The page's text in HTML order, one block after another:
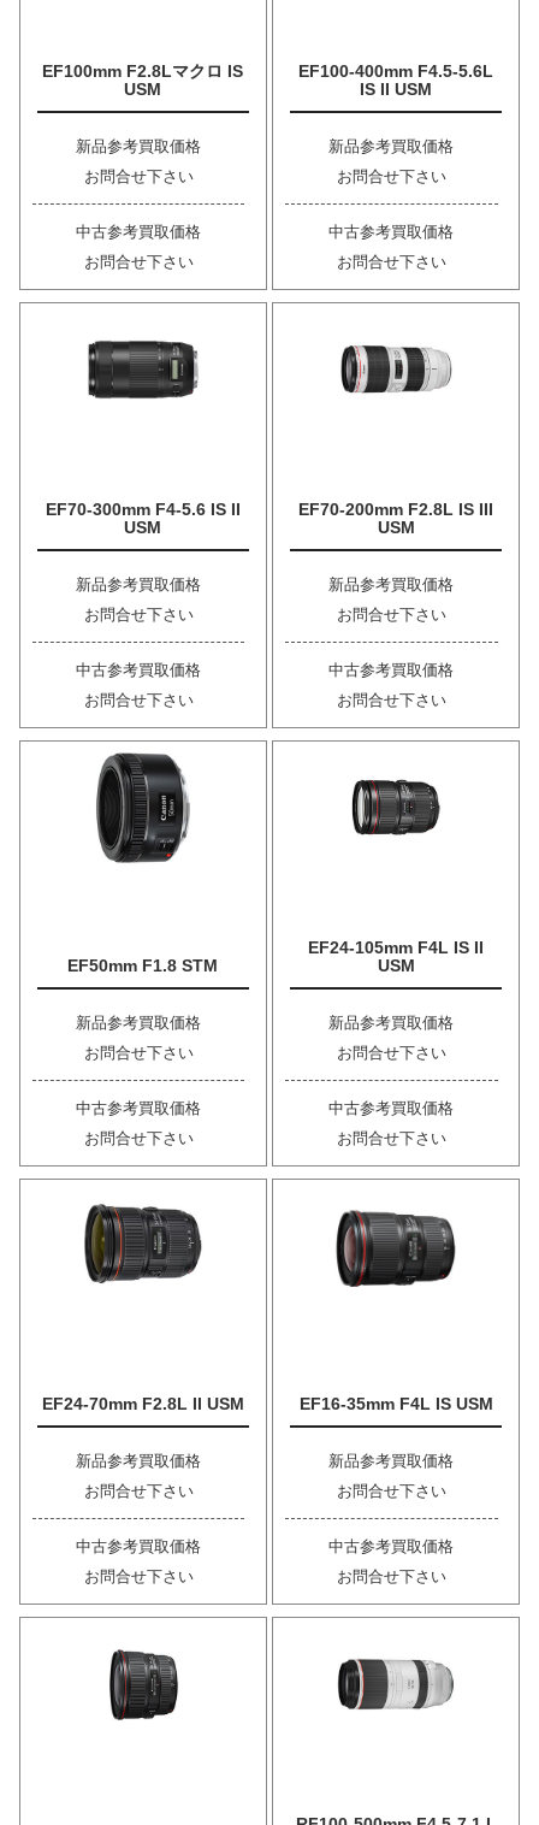
EF100mm F2.8Lマクロ IS
USM
新品参考買取価格
お問合せ下さい
中古参考買取価格
お問合せ下さい
EF100-400mm F4.5-5.6L
IS II USM
新品参考買取価格
お問合せ下さい
中古参考買取価格
お問合せ下さい
EF70-300mm F4-5.6 IS II
USM
新品参考買取価格
お問合せ下さい
中古参考買取価格
お問合せ下さい
EF70-200mm F2.8L IS III
USM
新品参考買取価格
お問合せ下さい
中古参考買取価格
お問合せ下さい
EF50mm F1.8 STM
新品参考買取価格
お問合せ下さい
中古参考買取価格
お問合せ下さい
EF24-105mm F4L IS II
USM
新品参考買取価格
お問合せ下さい
中古参考買取価格
お問合せ下さい
EF24-70mm F2.8L II USM
新品参考買取価格
お問合せ下さい
中古参考買取価格
お問合せ下さい
EF16-35mm F4L IS USM
新品参考買取価格
お問合せ下さい
中古参考買取価格
お問合せ下さい